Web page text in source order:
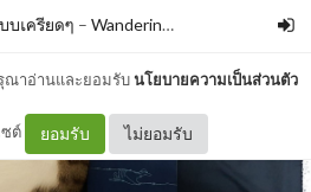
ณาอ่านและยอมรับนโยบายความเป็นส่วนตัว
ซต์ ยอมรับ ไม่ยอมรับ
บเครียดๆ – WanderingBook